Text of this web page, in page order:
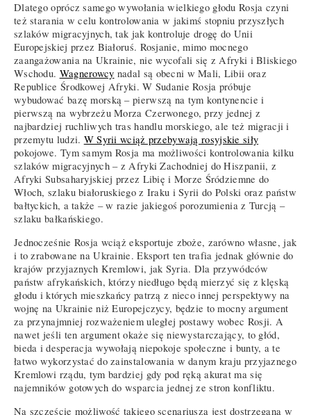
Dlatego oprócz samego wywołania wielkiego głodu Rosja czyni
też starania w celu kontrolowania w jakimś stopniu przyszłych
szlaków migracyjnych, tak jak kontroluje drogę do Unii
Europejskiej przez Białoruś. Rosjanie, mimo mocnego
zaangażowania na Ukrainie, nie wycofali się z Afryki i Bliskiego
Wschodu. Wagnerowcy nadal są obecni w Mali, Libii oraz
Republice Środkowej Afryki. W Sudanie Rosja próbuje
wybudować bazę morską – pierwszą na tym kontynencie i
pierwszą na wybrzeżu Morza Czerwonego, przy jednej z
najbardziej ruchliwych tras handlu morskiego, ale też migracji i
przemytu ludzi. W Syrii wciąż przebywają rosyjskie siły
pokojowe. Tym samym Rosja ma możliwości kontrolowania kilku
szlaków migracyjnych – z Afryki Zachodniej do Hiszpanii, z
Afryki Subsaharyjskiej przez Libię i Morze Śródziemne do
Włoch, szlaku białoruskiego z Iraku i Syrii do Polski oraz państw
bałtyckich, a także – w razie jakiegoś porozumienia z Turcją –
szlaku bałkańskiego.
Jednocześnie Rosja wciąż eksportuje zboże, zarówno własne, jak
i to zrabowane na Ukrainie. Eksport ten trafia jednak głównie do
krajów przyjaznych Kremlowi, jak Syria. Dla przywódców
państw afrykańskich, którzy niedługo będą mierzyć się z klęską
głodu i których mieszkańcy patrzą z nieco innej perspektywy na
wojnę na Ukrainie niż Europejczycy, będzie to mocny argument
za przynajmniej rozważeniem uległej postawy wobec Rosji. A
nawet jeśli ten argument okaże się niewystarczający, to głód,
bieda i desperacja wywołają niepokoje społeczne i bunty, a te
łatwo wykorzystać do zainstalowania w danym kraju przyjaznego
Kremlowi rządu, tym bardziej gdy pod ręką akurat ma się
najemników gotowych do wsparcia jednej ze stron konfliktu.
Na szczęście możliwość takiego scenariusza jest dostrzegana w